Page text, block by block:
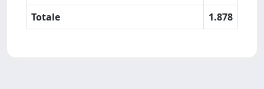
Totale
1.878